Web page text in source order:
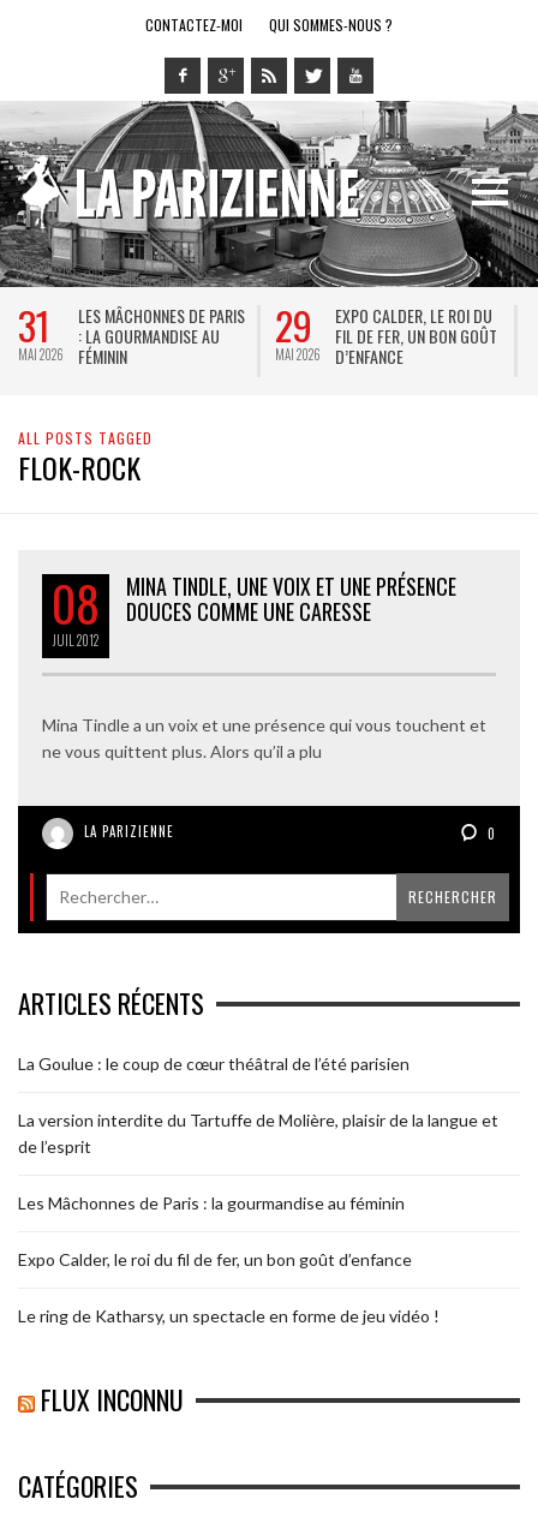
CONTACTEZ-MOI QUI SOMMES-NOUS ?
31
MAI 2026
LES MÂCHONNES DE PARIS
: LA GOURMANDISE AU
FÉMININ
29
MAI 2026
EXPO CALDER, LE ROI DU
FIL DE FER, UN BON GOÛT
D’ENFANCE
ALL POSTS TAGGED
FLOK-ROCK
08
JUIL 2012
MINA TINDLE, UNE VOIX ET UNE PRÉSENCE
DOUCES COMME UNE CARESSE
Mina Tindle a un voix et une présence qui vous touchent et
ne vous quittent plus. Alors qu’il a plu
LA PARIZIENNE 0
ARTICLES RÉCENTS
La Goulue : le coup de cœur théâtral de l’été parisien
La version interdite du Tartuffe de Molière, plaisir de la langue et
de l’esprit
Les Mâchonnes de Paris : la gourmandise au féminin
Expo Calder, le roi du fil de fer, un bon goût d’enfance
Le ring de Katharsy, un spectacle en forme de jeu vidéo !
FLUX INCONNU
CATÉGORIES